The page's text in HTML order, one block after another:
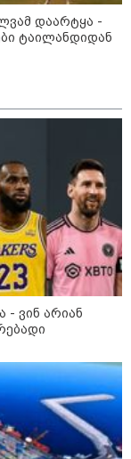
რუსმა ყოფილმა
უკრაინაში
ტულას
საწყობში
22
კიევზე
რუსეთში,
დეტალებია
დაარტყა -
ტაილანდიდან
- ვინ არიან